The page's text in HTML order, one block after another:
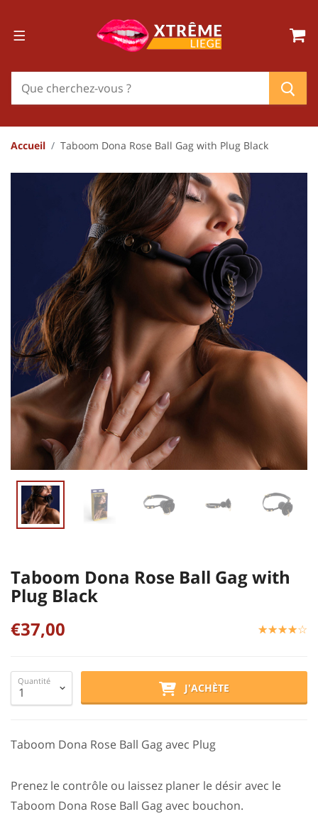
Accueil Taboom Dona Rose Ball Gag with Plug Black
Taboom Dona Rose Ball Gag with
Plug Black
€37,00
☆☆☆☆☆
★★★★★
Quantité
J'ACHÈTE
Taboom Dona Rose Ball Gag avec Plug
Prenez le contrôle ou laissez planer le désir avec le
Taboom Dona Rose Ball Gag avec bouchon.